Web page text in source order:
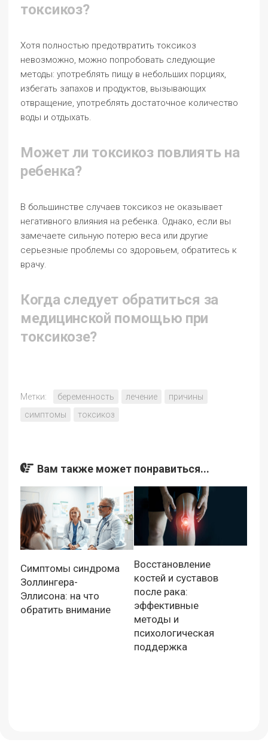
токсикоз?
Хотя полностью предотвратить токсикоз
невозможно, можно попробовать следующие
методы: употреблять пищу в небольших порциях,
избегать запахов и продуктов, вызывающих
отвращение, употреблять достаточное количество
воды и отдыхать.
Может ли токсикоз повлиять на
ребенка?
В большинстве случаев токсикоз не оказывает
негативного влияния на ребенка. Однако, если вы
замечаете сильную потерю веса или другие
серьезные проблемы со здоровьем, обратитесь к
врачу.
Когда следует обратиться за
медицинской помощью при
токсикозе?
Метки: беременность лечение
причины
симптомы
токсикоз
Вам также может понравиться...
Симптомы синдрома
Золлингера-
Эллисона: на что
обратить внимание
Восстановление
костей и суставов
после рака:
эффективные
методы и
психологическая
поддержка